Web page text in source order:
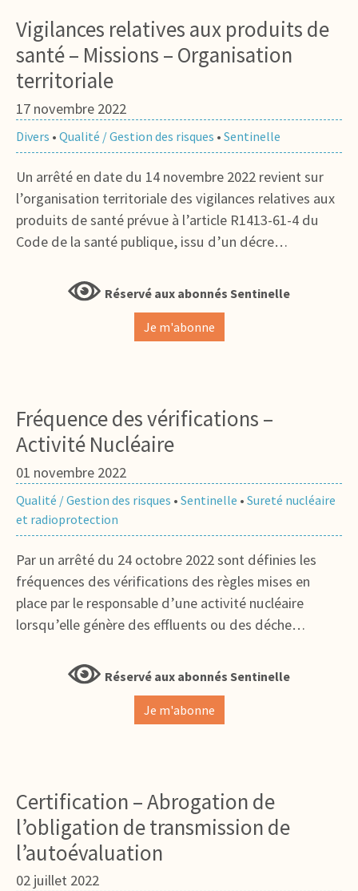
Vigilances relatives aux produits de
santé – Missions – Organisation
territoriale
17 novembre 2022
Divers • Qualité / Gestion des risques • Sentinelle
Un arrêté en date du 14 novembre 2022 revient sur
l’organisation territoriale des vigilances relatives aux
produits de santé prévue à l’article R1413-61-4 du
Code de la santé publique, issu d’un décre…
Réservé aux abonnés Sentinelle
Je m'abonne
Fréquence des vérifications –
Activité Nucléaire
01 novembre 2022
Qualité / Gestion des risques • Sentinelle • Sureté nucléaire
et radioprotection
Par un arrêté du 24 octobre 2022 sont définies les
fréquences des vérifications des règles mises en
place par le responsable d’une activité nucléaire
lorsqu’elle génère des effluents ou des déche…
Réservé aux abonnés Sentinelle
Je m'abonne
Certification – Abrogation de
l’obligation de transmission de
l’autoévaluation
02 juillet 2022